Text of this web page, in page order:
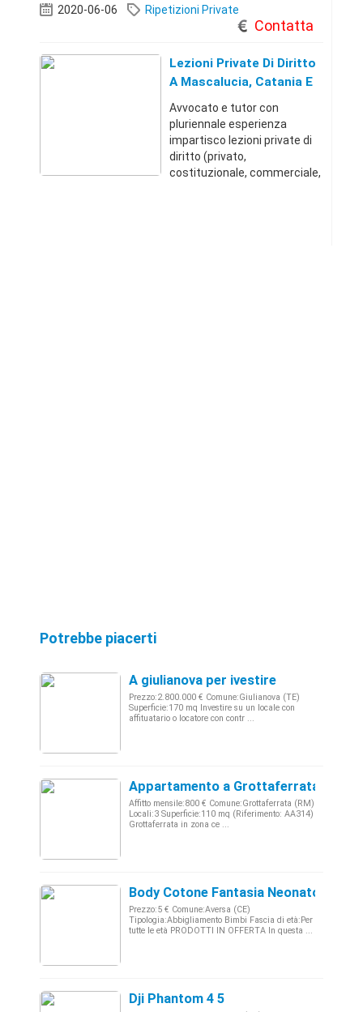
presso casa mia, casa tua o
2020-06-06 Ripetizioni Private
Contatta
Lezioni Private Di Diritto
A Mascalucia, Catania E
Provincia
Avvocato e tutor con
pluriennale esperienza
impartisco lezioni private di
diritto (privato,
costituzionale, commerciale,
Potrebbe piacerti
A giulianova per ivestire
Prezzo:2.800.000 € Comune:Giulianova (TE)
Superficie:170 mq Investire su un locale con
affituatario o locatore con contr ...
Appartamento a Grottaferrata 9
Affitto mensile:800 € Comune:Grottaferrata (RM)
Locali:3 Superficie:110 mq (Riferimento: AA314)
Grottaferrata in zona ce ...
Body Cotone Fantasia Neonato Uni Sl
Prezzo:5 € Comune:Aversa (CE)
Tipologia:Abbigliamento Bimbi Fascia di età:Per
tutte le età PRODOTTI IN OFFERTA In questa ...
Dji Phantom 4 5